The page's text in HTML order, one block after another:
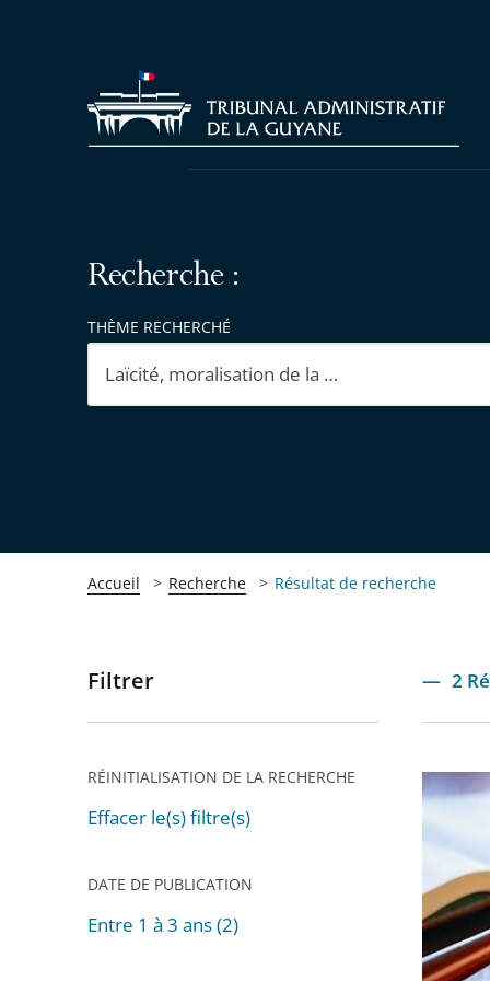
Recherche :
THÈME RECHERCHÉ
Accueil Recherche Résultat de recherche
Passer
pour
après
Filtrer
RÉINITIALISATION DE LA RECHERCHE
Effacer le(s) filtre(s)
DATE DE PUBLICATION
Entre 1 à 3 ans (2)
2
Retour
trois
au
cours